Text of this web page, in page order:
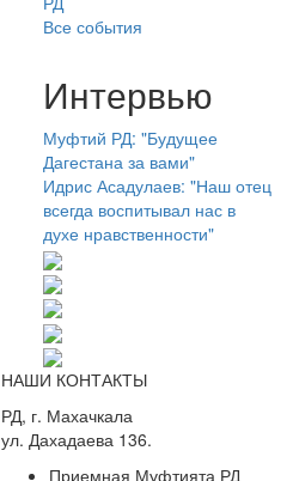
Все события
Интервью
Муфтий РД: "Будущее
Дагестана за вами"
Идрис Асадулаев: "Наш отец
всегда воспитывал нас в
духе нравственности"
НАШИ КОНТАКТЫ
РД, г. Махачкала
ул. Дахадаева 136.
Приемная Муфтията РД